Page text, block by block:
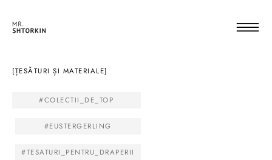
[ȚESĂTURI ȘI MATERIALE]
#COLECTII_DE_TOP
#EUSTERGERLING
#TESATURI_PENTRU_DRAPERII